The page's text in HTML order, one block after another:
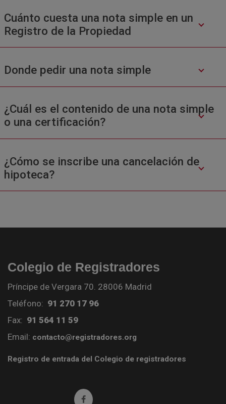
Cuánto cuesta una nota simple en un
Registro de la Propiedad
Donde pedir una nota simple
¿Cuál es el contenido de una nota simple
o una certificación?
¿Cómo se inscribe una cancelación de
hipoteca?
Colegio de Registradores
Príncipe de Vergara 70. 28006 Madrid
Teléfono: 91 270 17 96
Fax: 91 564 11 59
Email: contacto@registradores.org
Registro de entrada del Colegio de registradores
Ir a facebook (abre en ventana nueva)